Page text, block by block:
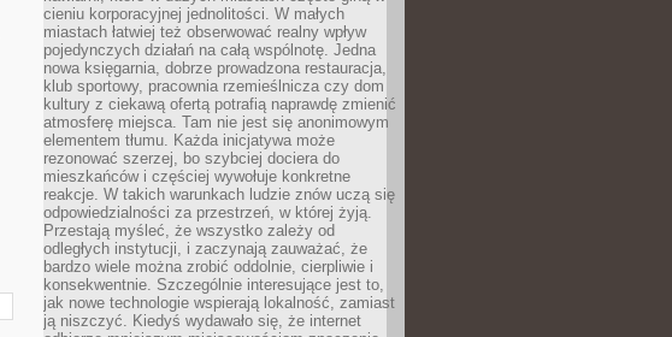
cieniu korporacyjnej jednolitości. W małych
miastach łatwiej też obserwować realny wpływ
pojedynczych działań na całą wspólnotę. Jedna
nowa księgarnia, dobrze prowadzona restauracja,
klub sportowy, pracownia rzemieślnicza czy dom
kultury z ciekawą ofertą potrafią naprawdę zmienić
atmosferę miejsca. Tam nie jest się anonimowym
elementem tłumu. Każda inicjatywa może
rezonować szerzej, bo szybciej dociera do
mieszkańców i częściej wywołuje konkretne
reakcje. W takich warunkach ludzie znów uczą się
odpowiedzialności za przestrzeń, w której żyją.
Przestają myśleć, że wszystko zależy od
odległych instytucji, i zaczynają zauważać, że
bardzo wiele można zrobić oddolnie, cierpliwie i
konsekwentnie. Szczególnie interesujące jest to,
jak nowe technologie wspierają lokalność, zamiast
ją niszczyć. Kiedyś wydawało się, że internet